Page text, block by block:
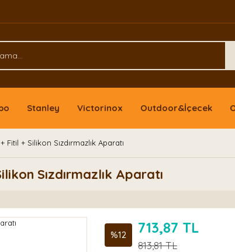
Stanley Victorinox Outdoor&İçecek
+ Silikon Sızdırmazlık Aparatı
Sızdırmazlık Aparatı
%12 713,87 TL
813,81 TL